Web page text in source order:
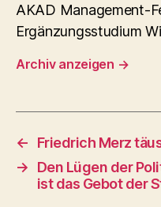
AKAD Management-
Ergänzungsstudium
Archiv anzeigen →
←
Friedrich Merz
→
Den Lügen der
ist das Gebot der